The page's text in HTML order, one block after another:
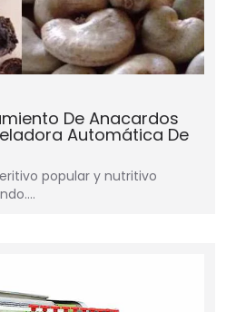
De Anacardos
Automática De
popular y nutritivo